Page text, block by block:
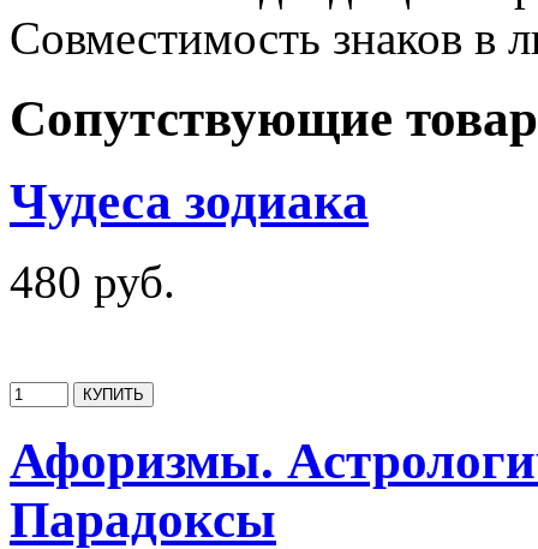
Совместимость знаков в
Сопутствующие
Чудеса зодиака
480 руб.
Афоризмы.
Парадоксы